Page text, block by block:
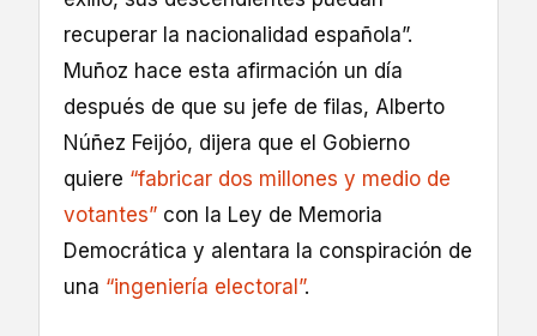
recuperar la nacionalidad española”.
Muñoz hace esta afirmación un día
después de que su jefe de filas, Alberto
Núñez Feijóo, dijera que el Gobierno
quiere “fabricar dos millones y medio de
votantes” con la Ley de Memoria
Democrática y alentara la conspiración de
una “ingeniería electoral”.